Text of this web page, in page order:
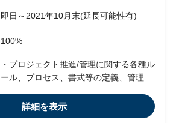
即日～2021年10月末(延長可能性有)
100%
・プロジェクト推進/管理に関する各種ル
ール、プロセス、書式等の定義、管理タ
・レビューボード、定例進捗会議等プロ
ジェクト全体会議の準備/推進
詳細を表示